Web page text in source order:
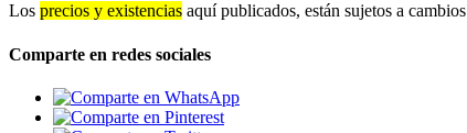
Los precios y existencias aquí publicados, están sujetos a
Comparte en redes sociales